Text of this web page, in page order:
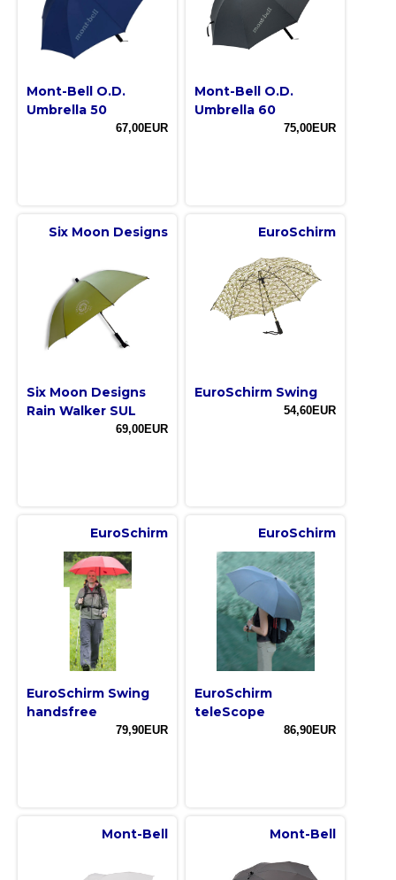
Mont-Bell O.D.
Umbrella 50
67,00EUR
Mont-Bell O.D.
Umbrella 60
75,00EUR
Six Moon Designs
Six Moon Designs
Rain Walker SUL
69,00EUR
EuroSchirm
EuroSchirm Swing
54,60EUR
EuroSchirm
EuroSchirm Swing
handsfree
79,90EUR
EuroSchirm
EuroSchirm
teleScope
86,90EUR
Mont-Bell Mont-Bell